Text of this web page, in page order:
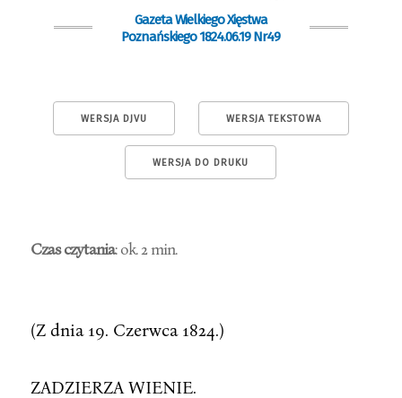
Gazeta Wielkiego Xięstwa
Poznańskiego 1824.06.19 Nr49
WERSJA DJVU WERSJA TEKSTOWA
WERSJA DO DRUKU
Czas czytania: ok. 2 min.
(Z dnia 19. Czerwca 1824.)
ZADZIERZA WIENIE.